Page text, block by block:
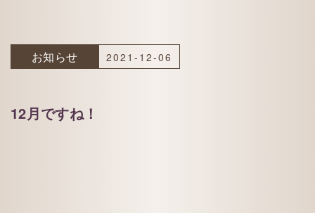
お知らせ 2021-12-06
12月ですね！